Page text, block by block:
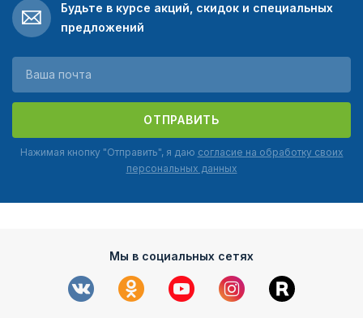
Будьте в курсе акций, скидок и специальных
предложений
ОТПРАВИТЬ
Нажимая кнопку "Отправить", я даю согласие на обработку своих
персональных данных
Мы в социальных сетях